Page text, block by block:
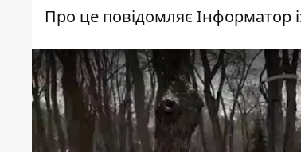
Про це повідомляє Інформатор